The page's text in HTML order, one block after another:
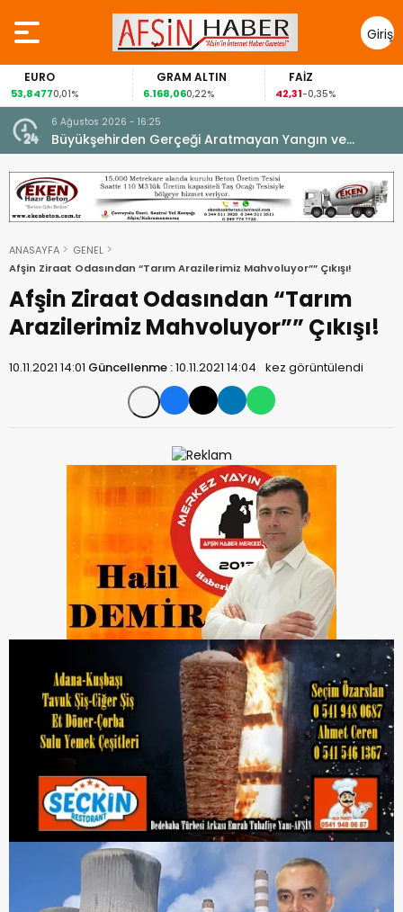
Giriş
Yap
EURO
53,84770,01%
GRAM ALTIN
6.168,060,22%
FAİZ
42,31-0,35%
6 Ağustos 2026 - 16:25
Büyükşehirden Gerçeği Aratmayan Yangın ve
Kurtarma Tatbikatı.
ANASAYFA
GENEL
Afşin Ziraat Odasından “Tarım Arazilerimiz Mahvoluyor”” Çıkışı!
Afşin Ziraat Odasından “Tarım
Arazilerimiz Mahvoluyor”” Çıkışı!
10.11.2021 14:01 Güncellenme :10.11.2021 14:04 kez görüntülendi